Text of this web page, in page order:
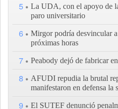
5
La UDA, con el apoyo de
paro universitario
6
Mirgor podría desvincular
próximas horas
7 Peabody dejó de fabricar
8
AFUDI repudia la brutal
manifestaron en defensa la
9
El SUTEF denunció